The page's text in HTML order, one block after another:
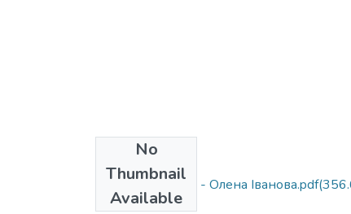
No
Thumbnail
Available
Ivanova+__ДРУК - Олена Іванова.pdf
KB)